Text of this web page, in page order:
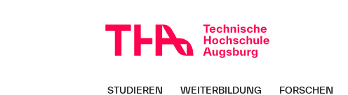
überspringen
STUDIEREN WEITERBILDUNG FORSCHEN